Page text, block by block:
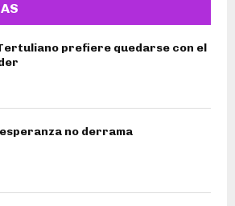
prefiere quedarse con el
no derrama